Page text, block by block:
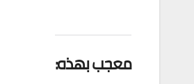
معجب بهذه: